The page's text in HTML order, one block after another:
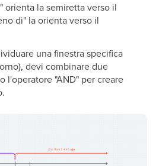
orienta la semiretta verso il
di" la orienta verso il
una finestra specifica
devi combinare due
l'operatore "AND" per creare